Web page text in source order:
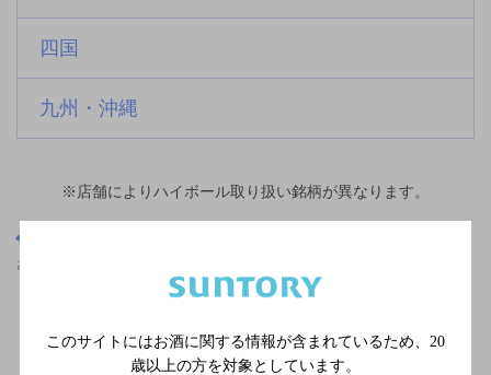
四国
九州・沖縄
※店舗によりハイボール取り扱い銘柄が異なります。
さいたま新都心駅(埼玉県)周辺500m,洋食,食べ放題ありのお店
関連ページ
このサイトにはお酒に関する情報が含まれているため、 20
歳以上の方を対象としています。